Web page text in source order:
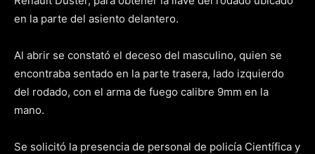
en la parte del asiento delantero.
Al abrir se constató el deceso del masculino, quien se
encontraba sentado en la parte trasera, lado izquierdo
del rodado, con el arma de fuego calibre 9mm en la
mano.
Se solicitó la presencia de personal de policía Científica y